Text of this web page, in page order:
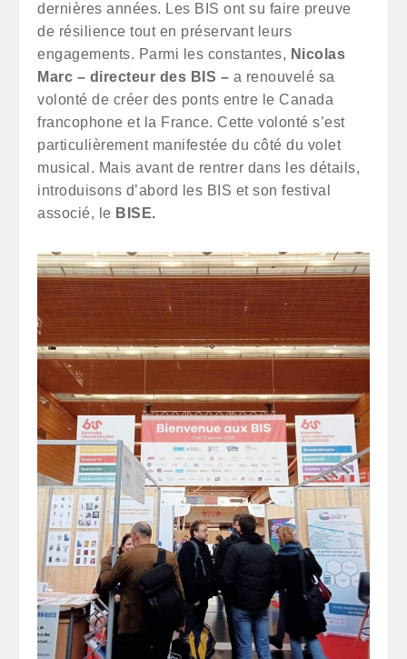
dernières années. Les BIS ont su faire preuve
de résilience tout en préservant leurs
engagements. Parmi les constantes, Nicolas
Marc – directeur des BIS – a renouvelé sa
volonté de créer des ponts entre le Canada
francophone et la France. Cette volonté s’est
particulièrement manifestée du côté du volet
musical. Mais avant de rentrer dans les détails,
introduisons d’abord les BIS et son festival
associé, le BISE.